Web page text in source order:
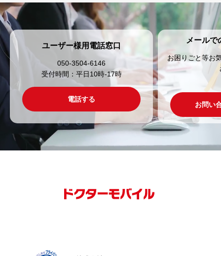
ユーザー様用電話窓口
050-3504-6146
受付時間：平日10時-17時
電話する
メールで
お困りごと等お
お問い